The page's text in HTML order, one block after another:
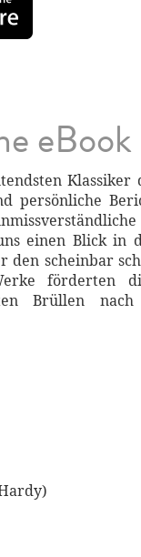
eBook
Klassiker
persönliche
einen Blick in
scheinbar
förderten
Brüllen